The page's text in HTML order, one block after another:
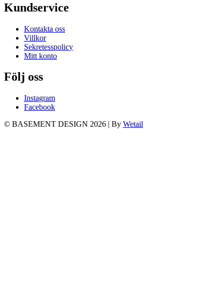
Kundservice
Kontakta oss
Villkor
Sekretesspolicy
Mitt konto
Följ oss
Instagram
Facebook
© BASEMENT DESIGN 2026 | By Wetail